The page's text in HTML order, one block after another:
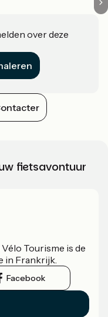
over deze
fietsavontuur
Tourisme is de
in Frankrijk.
Facebook